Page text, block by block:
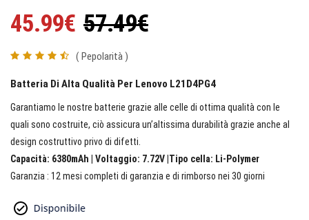
45.99€ 57.49€
( Pepolarità )
Batteria Di Alta Qualità Per Lenovo L21D4PG4
Garantiamo le nostre batterie grazie alle celle di ottima qualità con le
quali sono costruite, ciò assicura un’altissima durabilità grazie anche al
design costruttivo privo di difetti.
Capacità: 6380mAh | Voltaggio: 7.72V |Tipo cella: Li-Polymer
Garanzia : 12 mesi completi di garanzia e di rimborso nei 30 giorni